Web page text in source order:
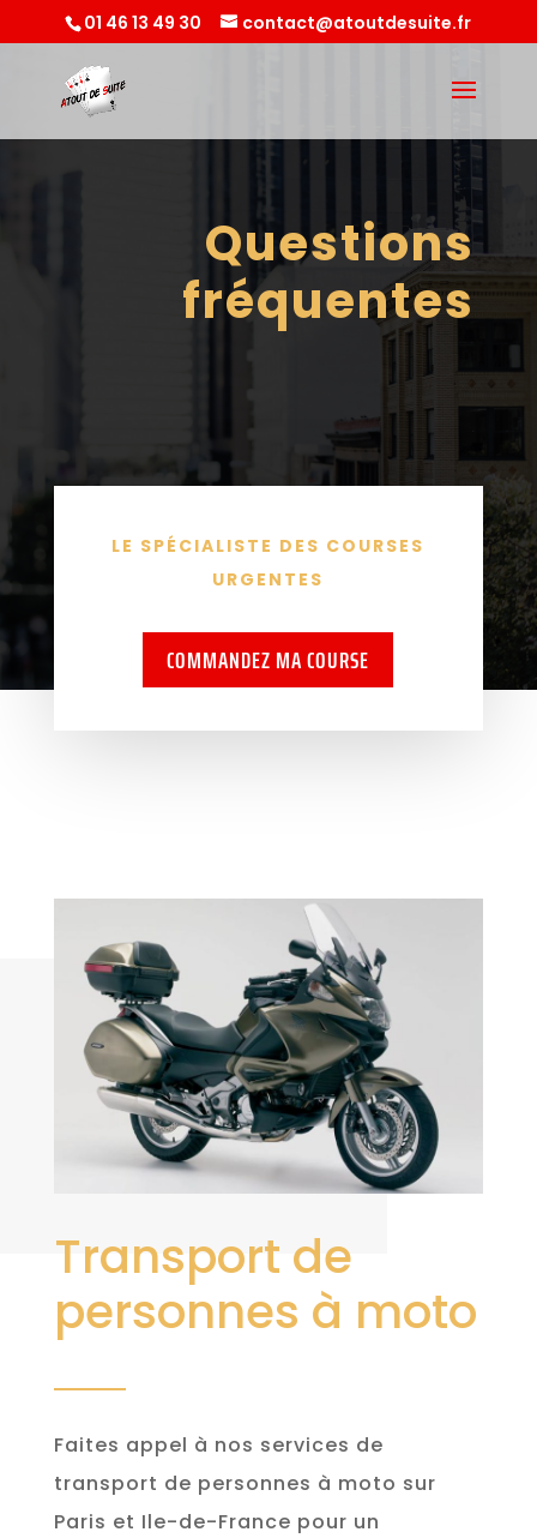
01 46 13 49 30 contact@atoutdesuite.fr
Questions
fréquentes
LE SPÉCIALISTE DES COURSES
URGENTES
COMMANDEZ MA COURSE
Transport de
personnes à moto
Faites appel à nos services de
transport de personnes à moto sur
Paris et Ile-de-France pour un